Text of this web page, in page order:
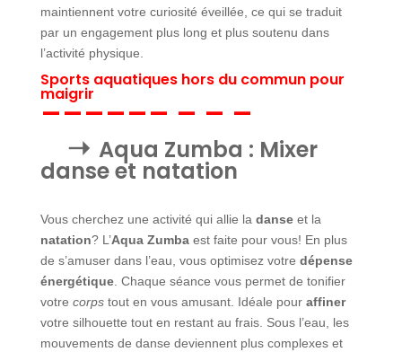
maintiennent votre curiosité éveillée, ce qui se traduit
par un engagement plus long et plus soutenu dans
l’activité physique.
Sports aquatiques hors du commun pour
maigrir
Aqua Zumba : Mixer
danse et natation
Vous cherchez une activité qui allie la danseet la
natation? L’Aqua Zumbaest faite pour vous! En plus
de s’amuser dans l’eau, vous optimisez votre dépense
énergétique. Chaque séance vous permet de tonifier
votre corpstout en vous amusant. Idéale pour affiner
votre silhouette tout en restant au frais. Sous l’eau, les
mouvements de danse deviennent plus complexes et